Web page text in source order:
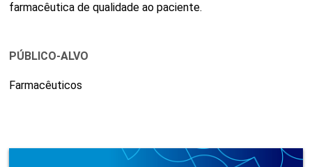
farmacêutica de qualidade ao paciente.
PÚBLICO-ALVO
Farmacêuticos